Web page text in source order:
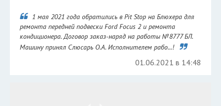
1 мая 2021 года обратились в Pit Stop на Блюхера для
ремонта передней подвески Ford Focus 2 и ремонта
кондиционера. Договор заказ-наряд на работы №8777 БЛ.
Машину принял Слюсарь О.А. Исполнителем рабо...!
01.06.2021 в 14:48